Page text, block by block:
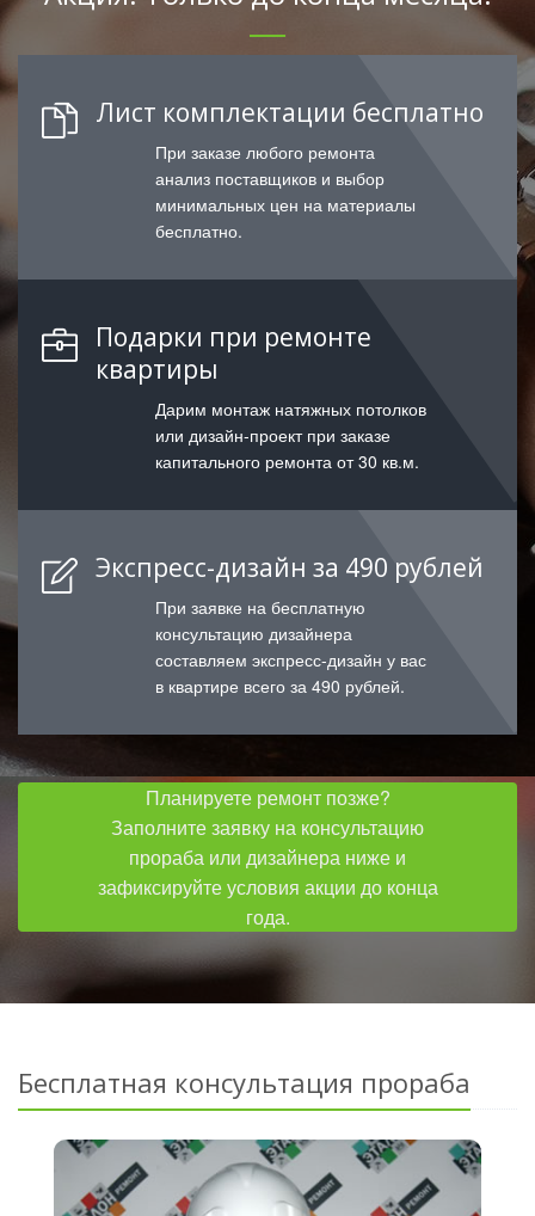
Лист комплектации бесплатно
При заказе любого ремонта
анализ поставщиков и выбор
минимальных цен на материалы
бесплатно.
Подарки при ремонте
квартиры
Дарим монтаж натяжных потолков
или дизайн-проект при заказе
капитального ремонта от 30 кв.м.
Экспресс-дизайн за 490 рублей
При заявке на бесплатную
консультацию дизайнера
составляем экспресс-дизайн у вас
в квартире всего за 490 рублей.
Планируете ремонт позже?
Заполните заявку на консультацию
прораба или дизайнера ниже и
зафиксируйте условия акции до конца
года.
Бесплатная консультация прораба